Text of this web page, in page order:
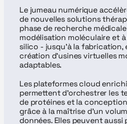
Le jumeau numérique
de nouvelles solutions
phase de recherche
modélisation moléculaire et
silico - jusqu’à la fabrication,
création d’usines virtuelles
adaptables.
Les plateformes cloud
permettent d’orchestrer les
de protéines et la
grâce à la maîtrise d’un
données. Elles peuvent aussi